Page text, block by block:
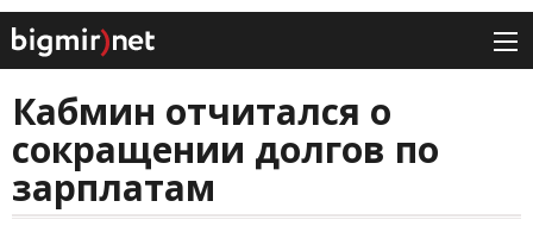
Кабмин отчитался о
сокращении долгов по
зарплатам